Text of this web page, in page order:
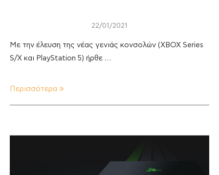
22/01/2021
Με την έλευση της νέας γενιάς κονσολών (XBOX Series
S/X και PlayStation 5) ήρθε …
Περισσότερα